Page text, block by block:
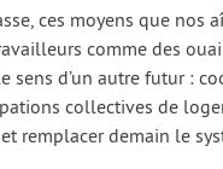
ces moyens que nos
comme des
sens d’un autre futur :
col­lec­tives de
rem­pla­cer demain le